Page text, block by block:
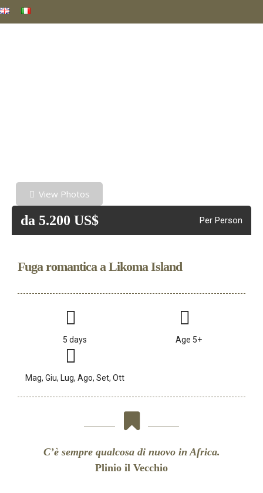
View Photos
da 5.200 US$ Per Person
Fuga romantica a Likoma Island
5 days Age 5+
Mag, Giu, Lug, Ago, Set, Ott
C’è sempre qualcosa di nuovo in Africa.
Plinio il Vecchio